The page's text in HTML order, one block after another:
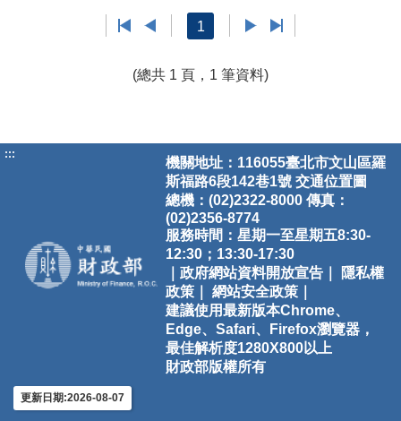
1
(總共 1 頁，1 筆資料)
:::
機關地址：116055臺北市文山區羅
斯福路6段142巷1號 交通位置圖
總機：(02)2322-8000 傳真：
(02)2356-8774
服務時間：星期一至星期五8:30-
12:30；13:30-17:30
｜政府網站資料開放宣告｜
隱私權
政策｜
網站安全政策｜
建議使用最新版本Chrome、
Edge、Safari、Firefox瀏覽器，
最佳解析度1280X800以上
財政部版權所有
更新日期:2026-08-07